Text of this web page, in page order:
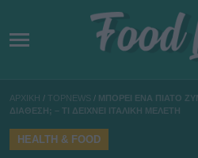
ΑΡΧΙΚΗ / TOPNEWS / ΜΠΟΡΕΙ ΕΝΑ ΠΙΑΤΟ
ΔΙΑΘΕΣΗ; – ΤΙ ΔΕΙΧΝΕΙ ΙΤΑΛΙΚΗ ΜΕΛΕΤΗ
HEALTH & FOOD